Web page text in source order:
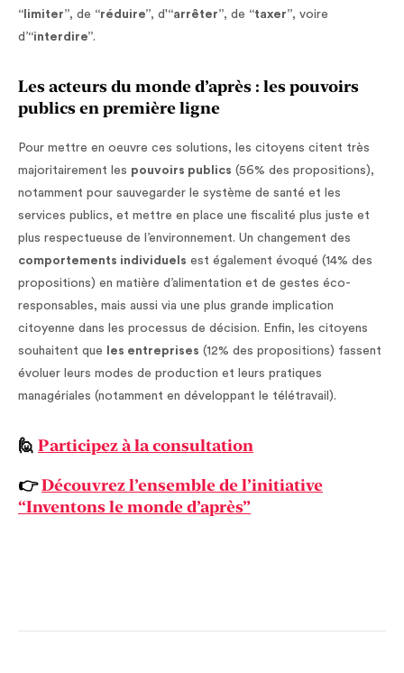
“limiter”, de “réduire”, d'“arrêter”, de “taxer”, voire
d’“interdire”.
Les acteurs du monde d’après : les pouvoirs
publics en première ligne
Pour mettre en oeuvre ces solutions, les citoyens citent très
majoritairement les pouvoirs publics (56% des propositions),
notamment pour sauvegarder le système de santé et les
services publics, et mettre en place une fiscalité plus juste et
plus respectueuse de l’environnement. Un changement des
comportements individuels est également évoqué (14% des
propositions) en matière d’alimentation et de gestes éco-
responsables, mais aussi via une plus grande implication
citoyenne dans les processus de décision. Enfin, les citoyens
souhaitent que
les entreprises (12% des propositions) fassent
évoluer leurs modes de production et leurs pratiques
managériales (notamment en développant le télétravail).
🙋 Participez à la consultation
👉Découvrez l’ensemble de l’initiative
“Inventons le monde d’après”